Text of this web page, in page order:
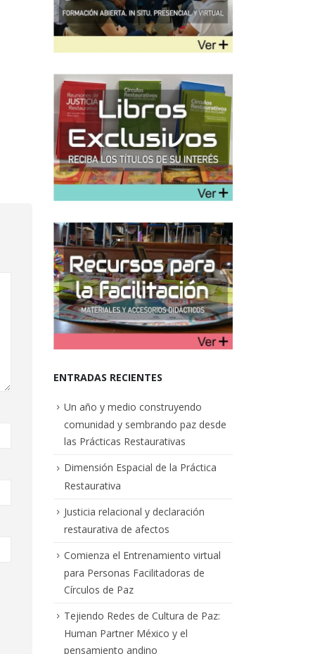
ENTRADAS RECIENTES
Un año y medio construyendo
comunidad y sembrando paz desde
las Prácticas Restaurativas
Dimensión Espacial de la Práctica
Restaurativa
Justicia relacional y declaración
restaurativa de afectos
Comienza el Entrenamiento virtual
para Personas Facilitadoras de
Círculos de Paz
Tejiendo Redes de Cultura de Paz:
Human Partner México y el
pensamiento andino